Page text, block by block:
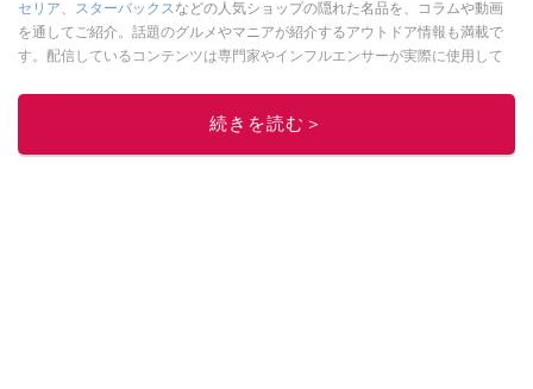
セリア、 スターバックスなどの人気ショップの隠れた名品を、コラムや動画
を通してご紹介。話題のグルメやマニアが紹介するアウトドア情報も満載で
す。配信しているコンテンツは専門家やインフルエンサーが実際に使用して
ニュースでフォロー
続きを読む＞